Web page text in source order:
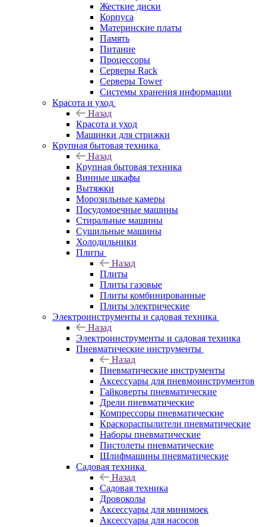
Жесткие диски
Корпуса
Материнские платы
Память
Питание
Процессоры
Серверы Rack
Серверы Tower
Системы хранения информации
Красота и уход
Назад
Красота и уход
Машинки для стрижки
Крупная бытовая техника
Назад
Крупная бытовая техника
Винные шкафы
Вытяжки
Морозильные камеры
Посудомоечные машины
Стиральные машины
Сушильные машины
Холодильники
Плиты
Назад
Плиты
Плиты газовые
Плиты комбинированные
Плиты электрические
Электроинструменты и садовая техника
Назад
Электроинструменты и садовая техника
Пневматические инструменты
Назад
Пневматические инструменты
Аксессуары для пневмоинструментов
Гайковерты пневматические
Дрели пневматические
Компрессоры пневматические
Краскораспылители пневматические
Наборы пневматические
Пистолеты пневматические
Шлифмашины пневматические
Садовая техника
Назад
Садовая техника
Дровоколы
Аксессуары для минимоек
Аксессуары для насосов